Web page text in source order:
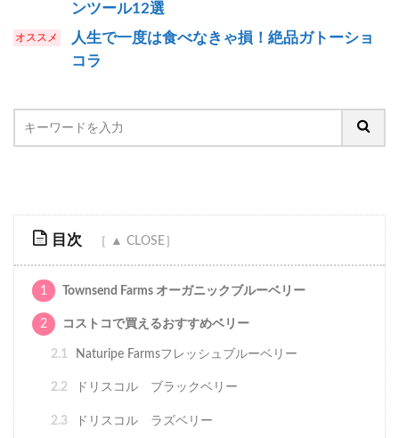
ンツール12選
人生で一度は食べなきゃ損！絶品ガトーショ
コラ
目次
1 Townsend Farms オーガニックブルーベリー
2 コストコで買えるおすすめベリー
2.1 Naturipe Farmsフレッシュブルーベリー
2.2 ドリスコル ブラックベリー
2.3 ドリスコル ラズベリー